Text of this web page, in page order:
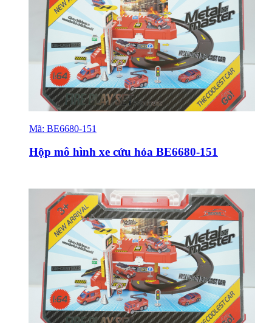
Sỉ & Lẻ
Mã: BE6680-151
Hộp mô hình xe cứu hỏa BE6680-151